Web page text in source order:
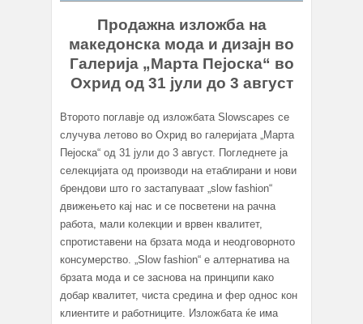
Продажна изложба на
македонска мода и дизајн во
Галерија „Марта Пејоска“ во
Охрид од 31 јули до 3 август
Второто поглавје од изложбата Slowscapes се
случува летово во Охрид во галеријата „Марта
Пејоска“ од 31 јули до 3 август. Погледнете ја
селекцијата од производи на етаблирани и нови
брендови што го застапуваат „slow fashion“
движењето кај нас и се посветени на рачна
работа, мали колекции и врвен квалитет,
спротиставени на брзата мода и неодговорното
консумерство. „Slow fashion“ e алтернатива на
брзата мода и се заснова на принципи како
добар квалитет, чиста средина и фер однос кон
клиентите и работниците. Изложбата ќе има